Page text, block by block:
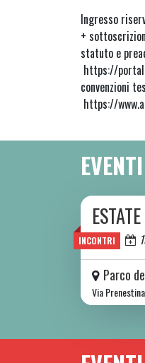
Ingresso
+
statuto e
https://
convenzioni
https://
INCONTRI
DA SAB
Oggi
Parco
Via